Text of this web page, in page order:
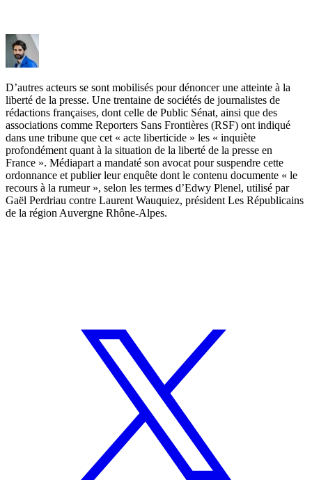
D’autres acteurs se sont mobilisés pour dénoncer une atteinte à la
liberté de la presse. Une trentaine de sociétés de journalistes de
rédactions françaises, dont celle de Public Sénat, ainsi que des
associations comme Reporters Sans Frontières (RSF) ont indiqué
dans une tribune que cet « acte liberticide » les « inquiète
profondément quant à la situation de la liberté de la presse en
France ». Médiapart a mandaté son avocat pour suspendre cette
ordonnance et publier leur enquête dont le contenu documente « le
recours à la rumeur », selon les termes d’Edwy Plenel, utilisé par
Gaël Perdriau contre Laurent Wauquiez, président Les Républicains
de la région Auvergne Rhône-Alpes.